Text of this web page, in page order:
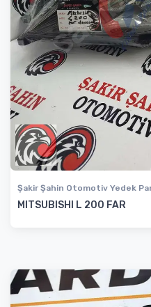
Şakir Şahin Otomotiv Yedek
MITSUBISHI L 200 FAR